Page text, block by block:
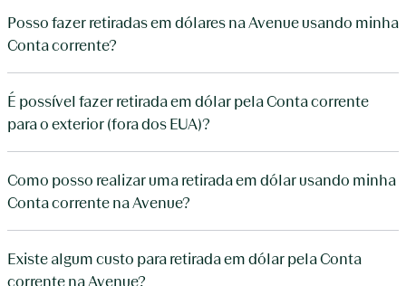
Posso fazer retiradas em dólares na Avenue usando minha
Conta corrente?
É possível fazer retirada em dólar pela Conta corrente
para o exterior (fora dos EUA)?
Como posso realizar uma retirada em dólar usando minha
Conta corrente na Avenue?
Existe algum custo para retirada em dólar pela Conta
corrente na Avenue?